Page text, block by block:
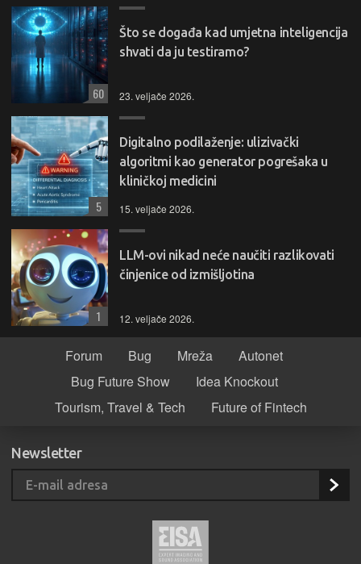
Što se događa kad umjetna inteligencija
shvati da ju testiramo?
23. veljače 2026.
60
Digitalno podilaženje: ulizivački
algoritmi kao generator pogrešaka u
kliničkoj medicini
15. veljače 2026.
5
LLM-ovi nikad neće naučiti razlikovati
činjenice od izmišljotina
12. veljače 2026.
1
Forum Bug Mreža
Autonet
Bug Future Show
Idea Knockout
Tourism, Travel & Tech
Future of Fintech
Newsletter